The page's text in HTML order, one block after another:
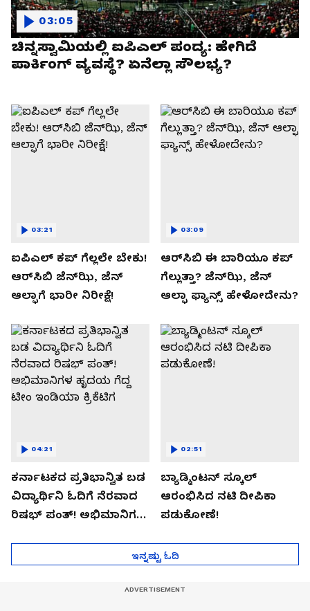
ಚಿನ್ನಸ್ವಾಮಿಯಲ್ಲಿ ಐಪಿಎಲ್‌ ಪಂದ್ಯ: ಹೇಗಿದೆ
ಪಾರ್ಕಿಂಗ್ ವ್ಯವಸ್ಥೆ? ಏನೆಲ್ಲಾ ಸೌಲಭ್ಯ?
03:05
ಐಪಿಎಲ್ ಕಪ್‌ ಗೆಲ್ಲಲೇ ಬೇಕು!
ಆರ್‌ಸಿಬಿ ಜೆನ್‌ಝಿ, ಜೆನ್‌
ಆಲ್ಫಾಗೆ ಭಾರೀ ನಿರೀಕ್ಷೆ!
03:21
ಆರ್‌ಸಿಬಿ ಈ ಬಾರಿಯೂ ಕಪ್‌
ಗೆಲ್ಲುತ್ತಾ? ಜೆನ್‌ಝಿ, ಜೆನ್‌
ಆಲ್ಫಾ ಫ್ಯಾನ್ಸ್ ಹೇಳೋದೇನು?
03:09
ಕರ್ನಾಟಕದ ಪ್ರತಿಭಾನ್ವಿತ ಬಡ
ವಿದ್ಯಾರ್ಥಿನಿ ಓದಿಗೆ ನೆರವಾದ
ರಿಷಭ್ ಪಂತ್! ಅಭಿಮಾನಿಗಳ
04:21
ಬ್ಯಾಡ್ಮಿಂಟನ್ ಸ್ಕೂಲ್​
ಆರಂಭಿಸಿದ ನಟಿ ದೀಪಿಕಾ
ಪಡುಕೋಣೆ!
02:51
ಇನ್ನಷ್ಟು ಓದಿ